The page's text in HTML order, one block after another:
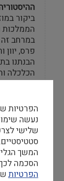
ביקור
הממלכות
במרחב
פרס, יוון
הבנתנו
הכלכלה
מכרעת
אנו
הגדולות,
שעיצבה
הפרטיות
שלישי
סטטיסטיים.
המשך
הסכמה
הפרטיות